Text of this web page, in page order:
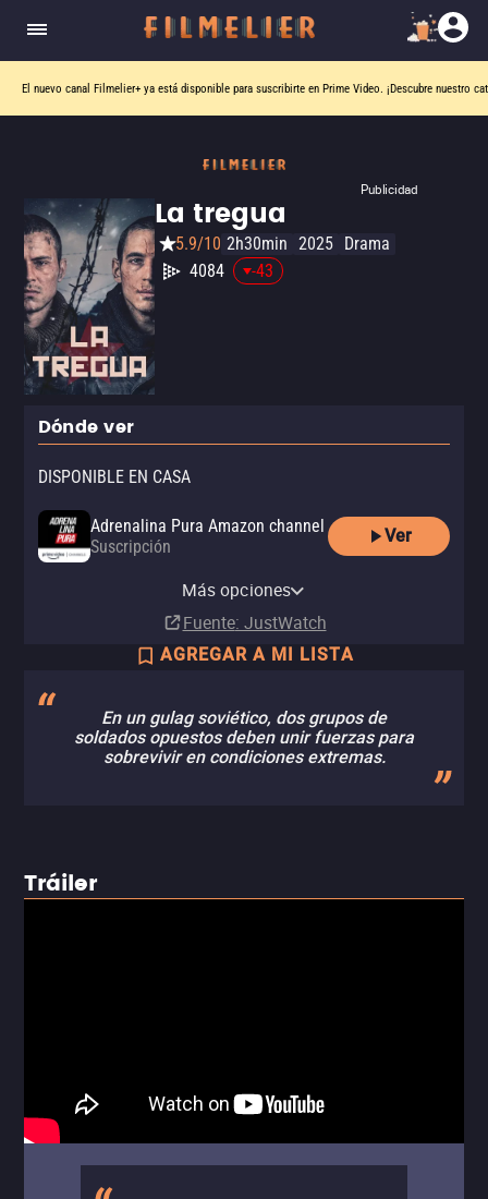
El nuevo canal Filmelier+ ya está disponible para suscribirte en Prime Video. ¡Descubre nuestro
Publicidad
La tregua
5.9/10 2h30min 2025 Drama
4084
-43
Dónde ver
DISPONIBLE EN CASA
Adrenalina Pura Amazon channel
Suscripción
Ver
Adrenalina Pura Apple TV
Más opciones
Fuente: JustWatch
AGREGAR A MI LISTA
En un gulag soviético, dos grupos de
soldados opuestos deben unir fuerzas para
sobrevivir en condiciones extremas.
Tráiler